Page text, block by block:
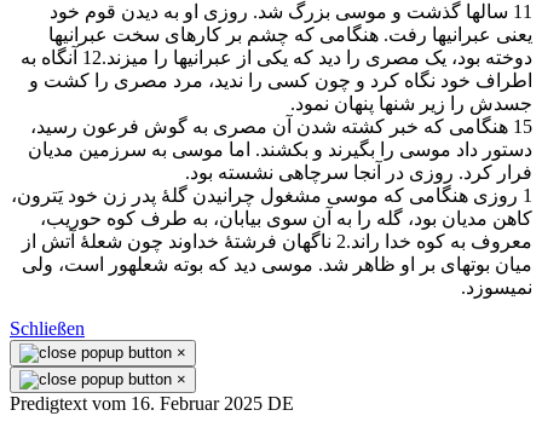
11 سالها گذشت و موسی بزرگ شد. روزی او به ديدن قوم خود
يعنی عبرانیها رفت. هنگامی كه چشم بر كارهای سخت عبرانیها
دوخته بود، يک مصری را ديد كه يكی از عبرانیها را میزند.12 آنگاه به
اطراف خود نگاه كرد و چون كسی را نديد، مرد مصری را كشت و
جسدش را زير شنها پنهان نمود.
15 هنگامی كه خبر كشته شدن آن مصری به گوش فرعون رسيد،
دستور داد موسی را بگيرند و بكشند. اما موسی به سرزمين مديان
فرار كرد. روزی در آنجا سرچاهی نشسته بود.
1 روزی هنگامی كه موسی مشغول چرانيدن گلهٔ پدر زن خود يَترون،
كاهن مديان بود، گله را به آن سوی بيابان، به طرف كوه حوريب،
معروف به كوه خدا راند.2 ناگهان فرشتهٔ خداوند چون شعلهٔ آتش از
ميان بوتهای بر او ظاهر شد. موسی ديد كه بوته شعلهور است، ولی
نمیسوزد.
Schließen
×
×
Predigtext vom 16. Februar 2025 DE